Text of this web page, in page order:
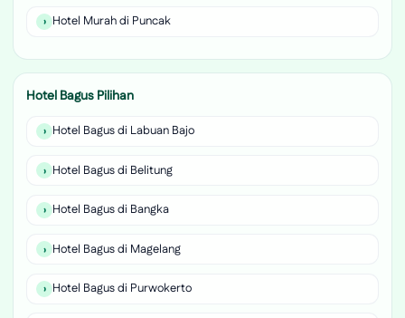
Hotel Murah di Puncak
Hotel Bagus Pilihan
Hotel Bagus di Labuan Bajo
Hotel Bagus di Belitung
Hotel Bagus di Bangka
Hotel Bagus di Magelang
Hotel Bagus di Purwokerto